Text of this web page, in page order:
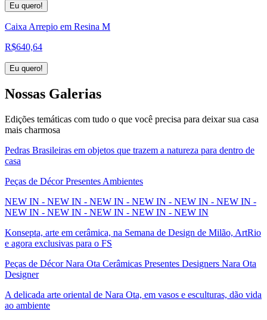
Eu quero!
Caixa Arrepio em Resina M
R$640,64
Eu quero!
Nossas Galerias
Edições temáticas com tudo o que você precisa para deixar sua casa
mais charmosa
Pedras Brasileiras em objetos que trazem a natureza para dentro de
casa
Peças de Décor Presentes Ambientes
NEW IN - NEW IN - NEW IN - NEW IN - NEW IN - NEW IN -
NEW IN - NEW IN - NEW IN - NEW IN - NEW IN
Konsepta, arte em cerâmica, na Semana de Design de Milão, ArtRio
e agora exclusivas para o FS
Peças de Décor Nara Ota Cerâmicas Presentes Designers Nara Ota
Designer
A delicada arte oriental de Nara Ota, em vasos e esculturas, dão vida
ao ambiente